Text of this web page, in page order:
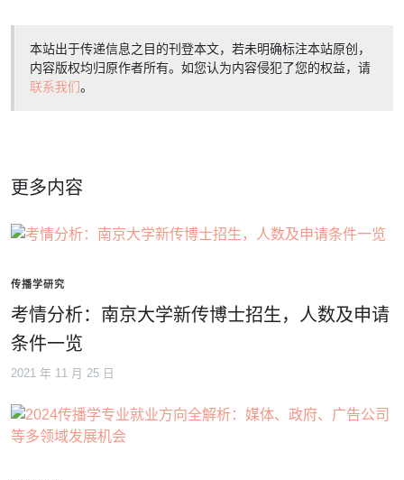
本站出于传递信息之目的刊登本文，若未明确标注本站原创，
内容版权均归原作者所有。如您认为内容侵犯了您的权益，请
联系我们。
更多内容
传播学研究
考情分析：南京大学新传博士招生，人数及申请
条件一览
2021 年 11 月 25 日